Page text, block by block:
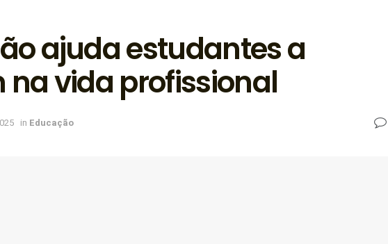
ajuda estudantes a
vida profissional
in Educação